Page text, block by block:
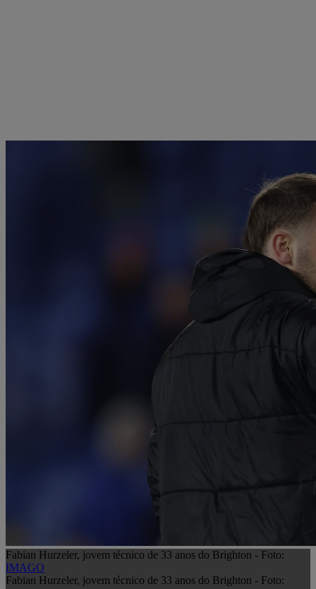
Fabian Hurzeler, jovem técnico de 33 anos do Brighton - Foto:
IMAGO
Fabian Hurzeler, jovem técnico de 33 anos do Brighton - Foto: